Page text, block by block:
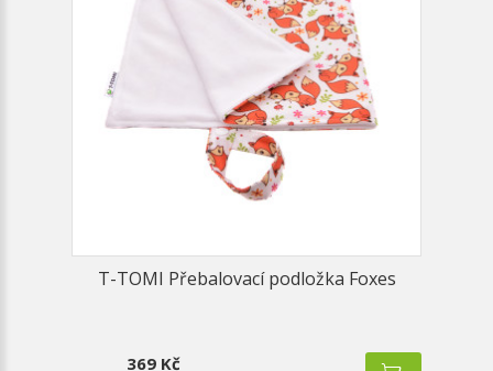
T-TOMI Přebalovací podložka Foxes
369 Kč